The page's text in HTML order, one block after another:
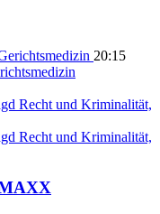
20:15
Recht und Kriminalität,
Recht und Kriminalität,